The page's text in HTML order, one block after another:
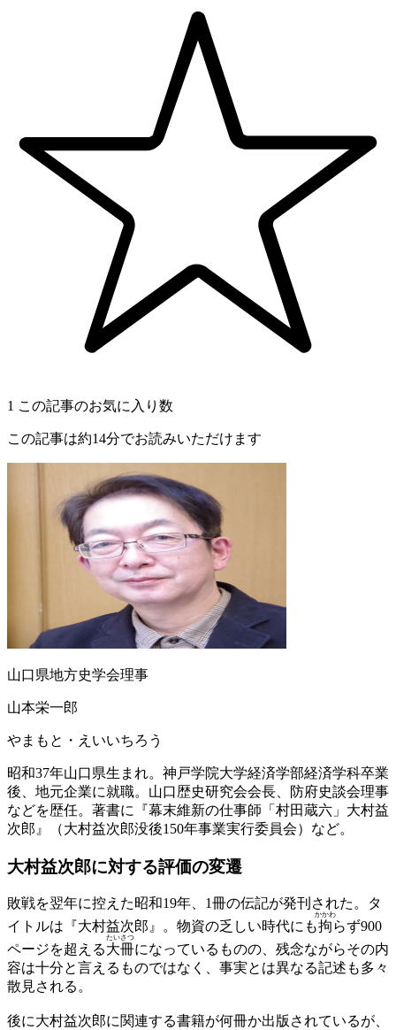
1 この記事のお気に入り数
この記事は約14分でお読みいただけます
山口県地方史学会理事
山本栄一郎
やまもと・えいいちろう
昭和37年山口県生まれ。神戸学院大学経済学部経済学科卒業
後、地元企業に就職。山口歴史研究会会長、防府史談会理事
などを歴任。著書に『幕末維新の仕事師「村田蔵六」大村益
次郎』（大村益次郎没後150年事業実行委員会）など。
大村益次郎に対する評価の変遷
敗戦を翌年に控えた昭和19年、1冊の伝記が発刊された。タ
イトルは『大村益次郎』。物資の乏しい時代にも拘
かかわ
らず900
ページを超える大冊
たいさつ
になっているものの、残念ながらその内
容は十分と言えるものではなく、事実とは異なる記述も多々
散見される。
後に大村益次郎に関連する書籍が何冊か出版されているが、